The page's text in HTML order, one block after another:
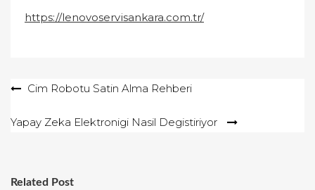
https://lenovoservisankara.com.tr/
YazıCim Robotu Satin Alma Rehberi
Yapay Zeka Elektronigi Nasil Degistiriyor
Related Post